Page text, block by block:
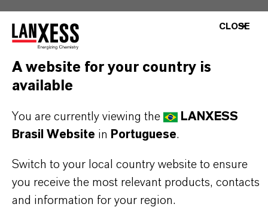
CLOSE
A website for your country is
available
You are currently viewing the
LANXESS
Brasil Website in Portuguese.
Switch to your local country website to ensure
you receive the most relevant products, contacts
and information for your region.